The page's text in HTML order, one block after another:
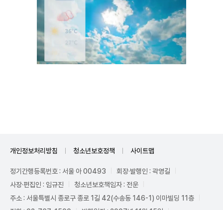
개인정보처리방침 청소년보호정책 사이트맵
정기간행등록번호 : 서울 아 00493
회장·발행인 : 곽영길
사장·편집인 : 임규진
청소년보호책임자 : 전운
주소 : 서울특별시 종로구 종로 1길 42(수송동 146-1) 이마빌딩 11층